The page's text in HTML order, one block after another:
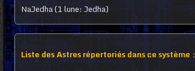
NaJedha (1 lune: Jedha)
Liste des Astres répertoriés dans ce système :